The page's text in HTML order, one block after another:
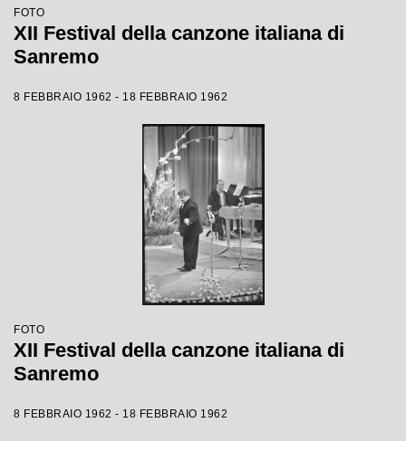
FOTO
XII Festival della canzone italiana di
Sanremo
8 FEBBRAIO 1962 - 18 FEBBRAIO 1962
FOTO
XII Festival della canzone italiana di
Sanremo
8 FEBBRAIO 1962 - 18 FEBBRAIO 1962